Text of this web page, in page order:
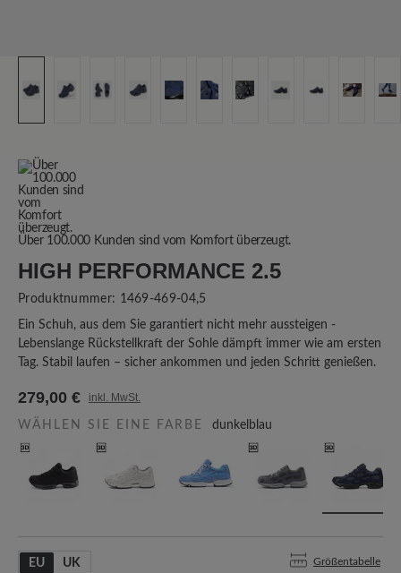
Über 100.000 Kunden sind vom Komfort überzeugt.
HIGH PERFORMANCE 2.5
Produktnummer: 1469-469-04,5
Ein Schuh, aus dem Sie garantiert nicht mehr aussteigen -
Lebenslange Rückstellkraft der Sohle dämpft immer wie am ersten
Tag. Stabil laufen – sicher ankommen und jeden Schritt genießen.
279,00 € inkl. MwSt.
WÄHLEN SIE EINE FARBE dunkelblau
EU UK Größentabelle